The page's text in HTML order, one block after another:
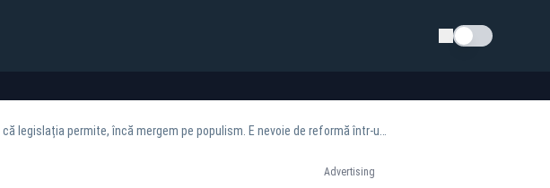
Schimba tema
Advertising